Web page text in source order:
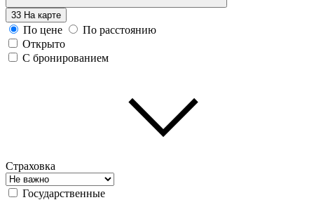
33 На карте
По цене
По расстоянию
Открыто
С бронированием
Страховка
Государственные